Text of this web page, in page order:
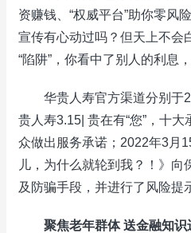
资赚钱、“权威平台”助你零风
宣传有心动过吗？但天上不会
“陷阱”，你看中了别人的利息
华贵人寿官方渠道分别于
贵人寿3.15| 贵在有“您”，十
众做出服务承诺；2022年3月
儿，为什么就轮到我？！》向
及防骗手段，并进行了风险提
聚焦老年群体 送金融知识